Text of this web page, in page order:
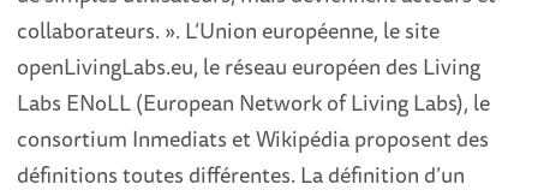
collaborateurs. ». L’Union européenne, le site
openLivingLabs.eu, le réseau européen des Living
Labs ENoLL (European Network of Living Labs), le
consortium Inmediats et Wikipédia proposent des
définitions toutes différentes. La définition d’un